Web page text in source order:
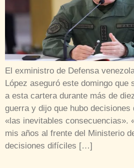
El exministro de Defensa
López aseguró este domingo que
a esta cartera durante más de
guerra y dijo que hubo
«las inevitables consecuencias».
mis años al frente del Ministerio
decisiones difíciles […]